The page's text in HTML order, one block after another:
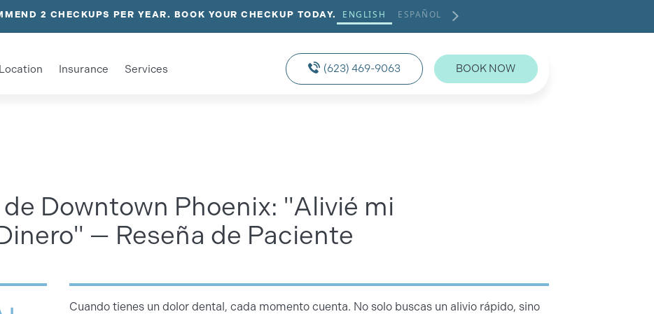
2 CHECKUPS PER YEAR. BOOK YOUR CHECKUP TODAY. ENGLISH ESPAÑOL
Location Insurance Services (623) 469-9063 BOOK NOW
Downtown Phoenix: "Alivié mi
— Reseña de Paciente
Cuando tienes un dolor dental, cada momento cuenta. No solo buscas un alivio rápido, sino